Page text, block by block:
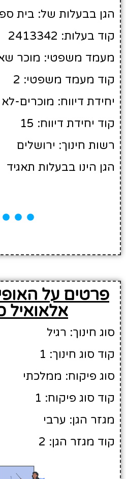
הגן בבעלות של: בית
קוד בעלות: 2413342
מעמד משפטי: מוכר
קוד מעמד משפטי: 2
יחידת דיווח: מוכרים-לא
קוד יחידת דיווח: 15
רשות חינוך: ירושלים
הגן הינו בבעלות תאגיד
פרטים על
אלאואיל
סוג חינוך: רגיל
קוד סוג חינוך: 1
סוג פיקוח: ממלכתי
קוד סוג פיקוח: 1
מגזר הגן: ערבי
קוד מגזר הגן: 2